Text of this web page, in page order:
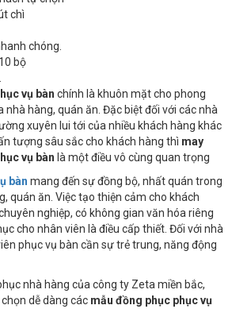
chì
chóng.
bộ
vụ bàn chính là khuôn mặt cho phong
nhà hàng, quán ăn. Đặc biệt đối với các nhà
xuyên lui tới của nhiều khách hàng khác
tượng sâu sắc cho khách hàng thì may
vụ bàn là một điều vô cùng quan trọng
bàn mang đến sự đồng bộ, nhất quán trong
quán ăn. Việc tạo thiện cảm cho khách
nghiệp, có không gian văn hóa riêng
cho nhân viên là điều cấp thiết. Đối với nhà
phục vụ bàn cần sự trẻ trung, năng động
nhà hàng của công ty Zeta miền bắc,
dễ dàng các mẫu đồng phục phục vụ